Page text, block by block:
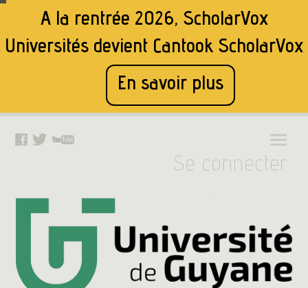
A la rentrée 2026, ScholarVox
Universités devient Cantook ScholarVox
En savoir plus
Se connecter